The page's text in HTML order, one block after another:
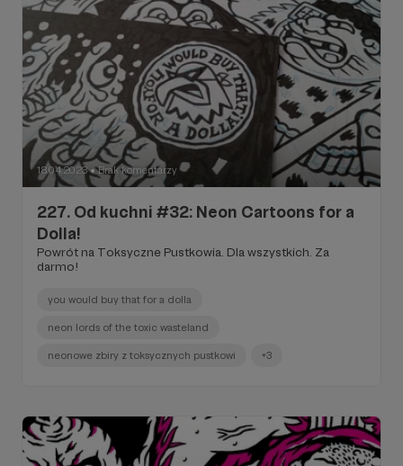
18.04.2023 ● Brak komentarzy
227. Od kuchni #32: Neon Cartoons for a
Dolla!
Powrót na Toksyczne Pustkowia. Dla wszystkich. Za
darmo!
you would buy that for a dolla
neon lords of the toxic wasteland
neonowe zbiry z toksycznych pustkowi +3